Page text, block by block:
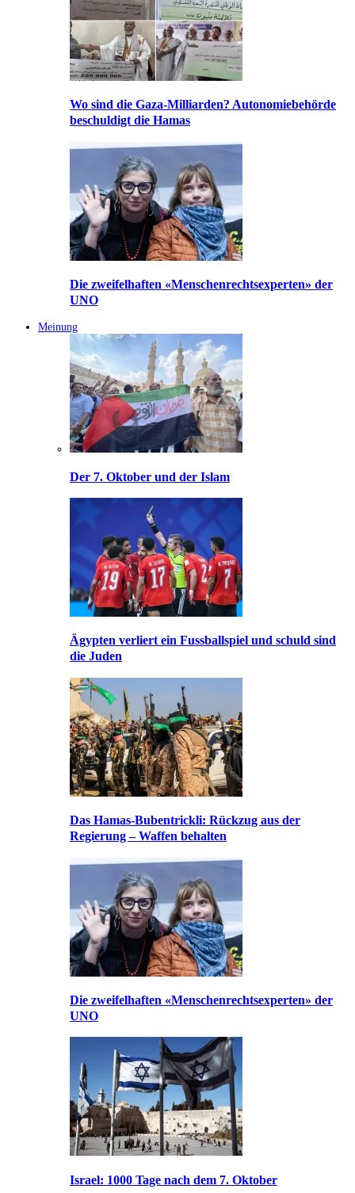
Wo sind die Gaza-Milliarden? Autonomiebehörde
beschuldigt die Hamas
Die zweifelhaften «Menschenrechtsexperten» der
UNO
Meinung
Der 7. Oktober und der Islam
Ägypten verliert ein Fussballspiel und schuld sind
die Juden
Das Hamas-Bubentrickli: Rückzug aus der
Regierung – Waffen behalten
Die zweifelhaften «Menschenrechtsexperten» der
UNO
Israel: 1000 Tage nach dem 7. Oktober